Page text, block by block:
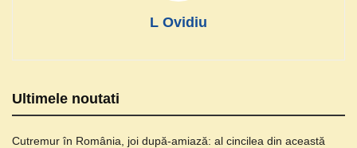
L Ovidiu
Ultimele noutati
Cutremur în România, joi după-amiază: al cincilea din această